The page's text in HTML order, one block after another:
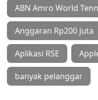
ABN Amro World
Anggaran Rp200 juta
Aplikasi RSE
banyak pelanggar